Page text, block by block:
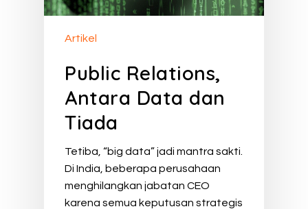
Artikel
Public Relations,
Antara Data dan
Tiada
Tetiba, “big data” jadi mantra sakti.
Di India, beberapa perusahaan
menghilangkan jabatan CEO
karena semua keputusan strategis